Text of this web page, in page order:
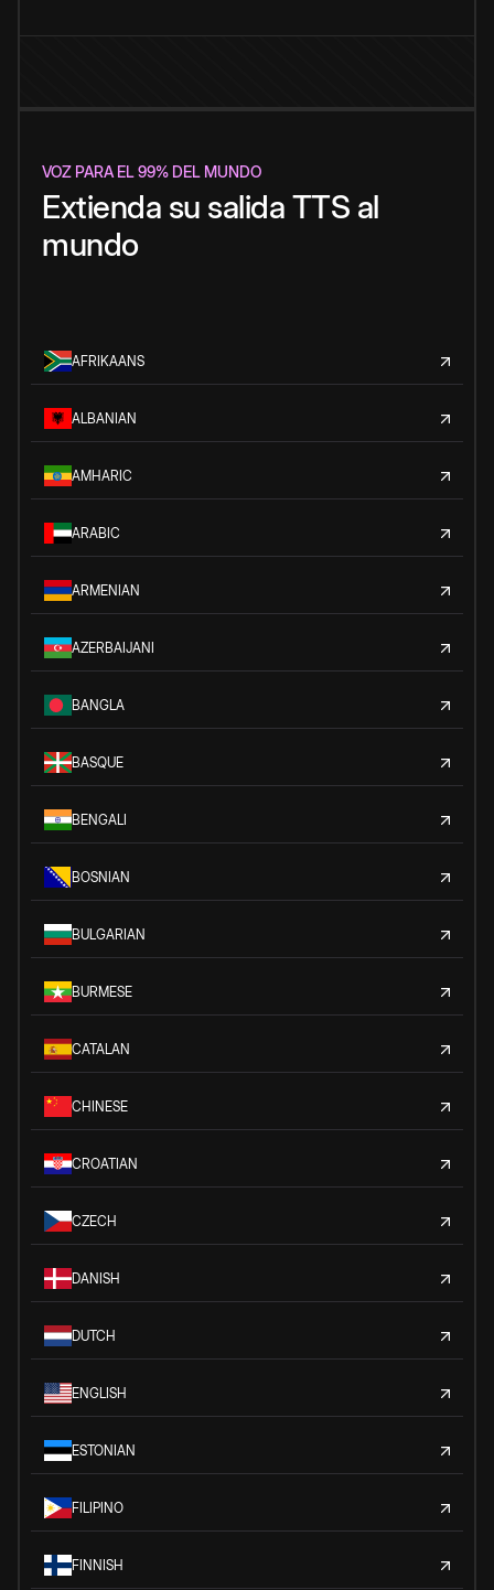
VOZ PARA EL 99% DEL MUNDO
Extienda su salida TTS al
mundo
AFRIKAANS
ALBANIAN
AMHARIC
ARABIC
ARMENIAN
AZERBAIJANI
BANGLA
BASQUE
BENGALI
BOSNIAN
BULGARIAN
BURMESE
CATALAN
CHINESE
CROATIAN
CZECH
DANISH
DUTCH
ENGLISH
ESTONIAN
FILIPINO
FINNISH